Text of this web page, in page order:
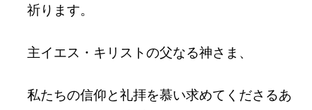
祈ります。
主イエス・キリストの父なる神さま、
私たちの信仰と礼拝を慕い求めてくださるあ